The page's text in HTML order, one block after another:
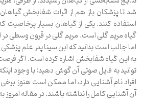
شد تا پزشکان باز هم از اثرات شفابخش گیاهان
استفاده کنند. یکی از گیاهان بسیار پرخاصیت
گیاه مریم گلی است. مریم گلی در قرون وسطی
اما جالب است بدانید که ابن سینا پدر علم
به این گیاه شفابخش اشاره کرده است. اگر فرصت
توانید به فایل صوتی آن گوش دهید: با وجود
افراد نام آشنایی دارد، اما ممکن است هنوز
آن آشنایی کامل را نداشته باشند. در مقاله